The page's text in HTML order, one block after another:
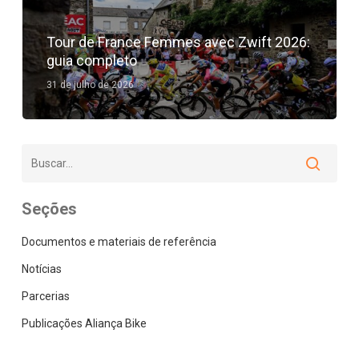
Tour de France Femmes avec Zwift 2026:
guia completo
31 de julho de 2026
Seções
Documentos e materiais de referência
Notícias
Parcerias
Publicações Aliança Bike